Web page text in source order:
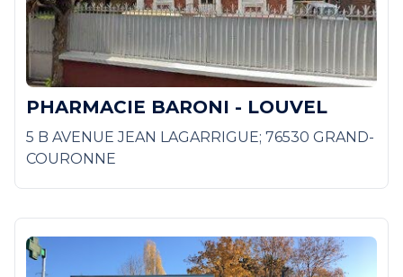
PHARMACIE BARONI - LOUVEL
5 B AVENUE JEAN LAGARRIGUE; 76530 GRAND-
COURONNE